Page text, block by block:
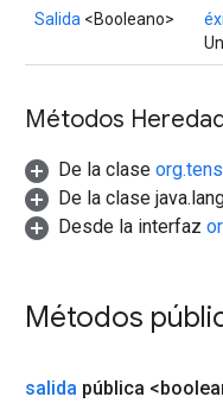
Salida <Booleano>
Métodos
De la clase
De la clase
Desde la interfaz
Métodos
salida pública